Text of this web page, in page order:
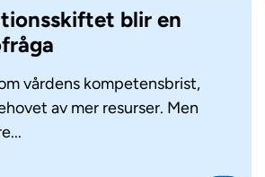
blir en
vårdens kompetensbrist,
av mer resurser. Men